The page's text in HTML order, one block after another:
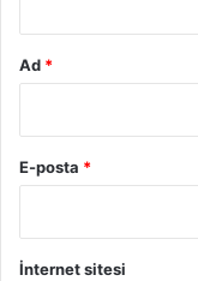
Ad *
E-posta *
İnternet sitesi